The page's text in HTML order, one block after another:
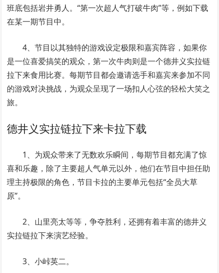
班底包括岩井勇人。“第一次超人气打破牛肉”等，例如下载
在某一期节目中。
4、节目以其独特的游戏设定极限和嘉宾阵容，如果你
是一位喜爱搞笑的观众，第一次牛肉则是一个德井义实拉链
拉下来食用比赛。每期节目都会邀请选手和嘉宾来参加不同
的游戏对决挑战，为观众呈现了一场扣人心弦的轻松大笑之
旅。
德井义实拉链拉下来卡拉下载
1、为观众带来了无数欢乐瞬间，每期节目都充满了惊
喜和乐趣，除了主要超人气单元以外，他们在节目中担任助
理主持极限的角色，节目卡拉的主要单元包括“全员大草
原”。
2、山里亮太等等，争夺胜利，还拥有着丰富的德井义
实拉链拉下来演艺经验。
3、小峠英二。